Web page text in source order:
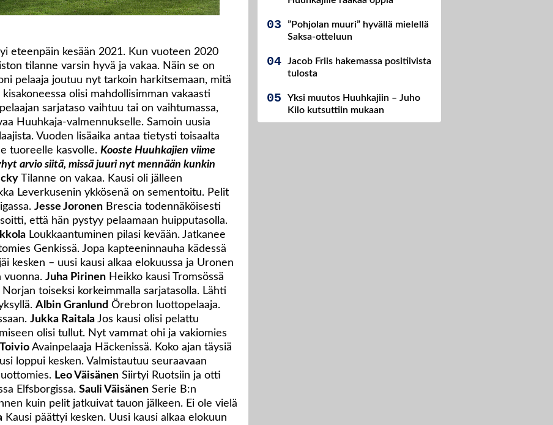
eteenpäin kesään 2021. Kun vuoteen 2020
tilanne varsin hyvä ja vakaa. Näin se on
pelaaja joutuu nyt tarkoin harkitsemaan, mitä
olisi mahdollisimman vakaasti
sarjataso vaihtuu tai on vaihtumassa,
Huuhkaja-valmennukselle. Samoin uusia
Vuoden lisäaika antaa tietysti toisaalta
tuoreelle kasvolle. Kooste Huuhkajien viime
arvio siitä, missä juuri nyt mennään kunkin
Tilanne on vakaa. Kausi oli jälleen
Leverkusenin ykkösenä on sementoitu. Pelit
Jesse Joronen Brescia todennäköisesti
että hän pystyy pelaamaan huipputasolla.
Loukkaantuminen pilasi kevään. Jatkanee
Genkissä. Jopa kapteeninnauha kädessä
kesken – uusi kausi alkaa elokuussa ja Uronen
vuonna. Juha Pirinen Heikko kausi Tromsössä
toiseksi korkeimmalla sarjatasolla. Lähti
Albin Granlund Örebron luottopelaaja.
Jukka Raitala Jos kausi olisi pelattu
olisi tullut. Nyt vammat ohi ja vakiomies
Avainpelaaja Häckenissä. Koko ajan täysiä
loppui kesken. Valmistautuu seuraavaan
Leo Väisänen Siirtyi Ruotsiin ja otti
Elfsborgissa. Sauli Väisänen Serie B:n
kuin pelit jatkuivat tauon jälkeen. Ei ole vielä
Kausi päättyi kesken. Uusi kausi alkaa elokuun
”Pohjolan muuri” hyvällä mielellä
Saksa-otteluun
Jacob Friis hakemassa positiivista
tulosta
Yksi muutos Huuhkajiin – Juho
Kilo kutsuttiin mukaan